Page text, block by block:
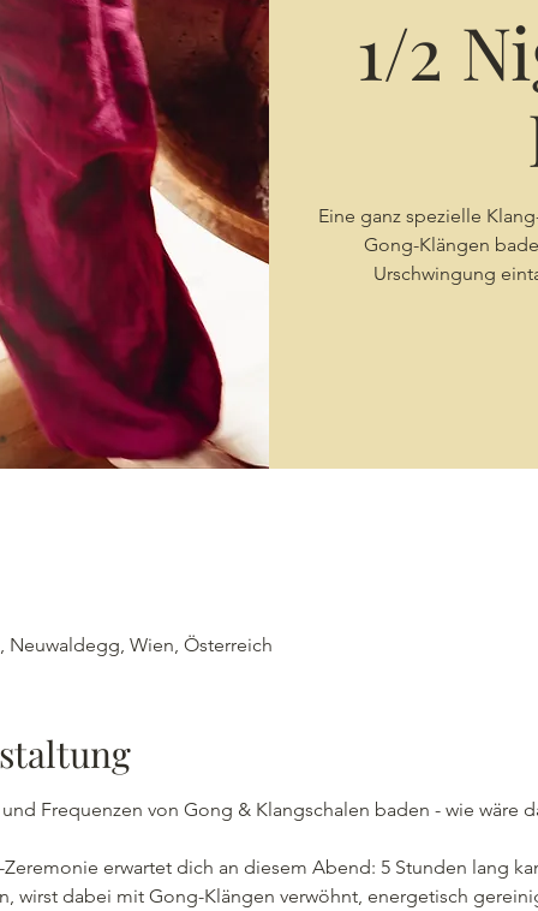
1/2
Eine ganz spezielle
Gong-Klängen
Urschwingung
Neuwaldegg, Wien, Österreich
Frequenzen von Gong & Klangschalen baden - wie wäre
erwartet dich an diesem Abend: 5 Stunden lang
wirst dabei mit Gong-Klängen verwöhnt, energetisch